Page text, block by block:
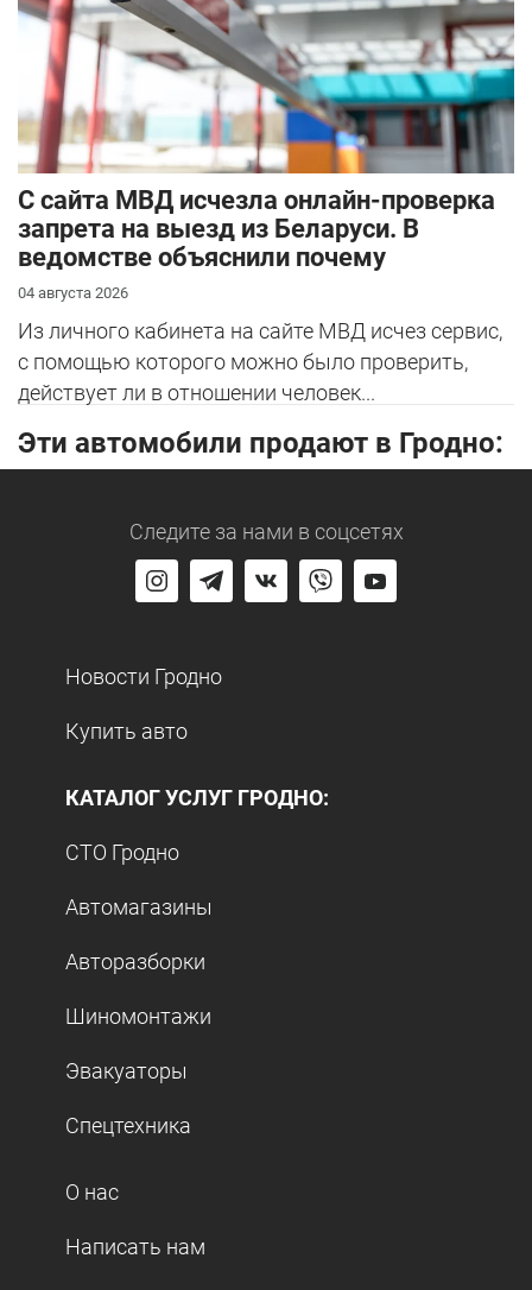
С сайта МВД исчезла онлайн-проверка
запрета на выезд из Беларуси. В
ведомстве объяснили почему
04 августа 2026
Из личного кабинета на сайте МВД исчез сервис,
с помощью которого можно было проверить,
действует ли в отношении человек...
Эти автомобили продают в Гродно:
Следите за нами в соцсетях
Новости Гродно
Купить авто
КАТАЛОГ УСЛУГ ГРОДНО:
СТО Гродно
Автомагазины
Авторазборки
Шиномонтажи
Эвакуаторы
Спецтехника
О нас
Написать нам